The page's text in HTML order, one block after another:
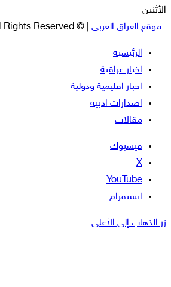
الأثنين
موقع العراق العربي | © Copyright 2026, All Rights Reserved
الرئيسية
اخبار عراقية
اخبار اقليمية ودولية
اصدارات ادبية
مقالات
فيسبوك
‫X
‫YouTube
انستقرام
زر الذهاب إلى الأعلى